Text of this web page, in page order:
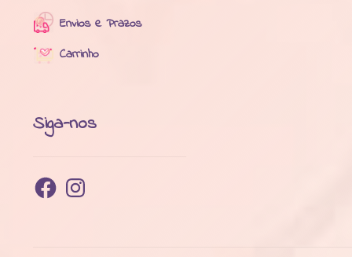
Envios e Prazos
Carrinho
Siga-nos
FacebookInstagram